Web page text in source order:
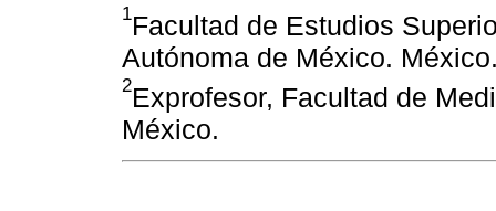
1Facultad de Estudios
Autónoma de México.
2Exprofesor, Facultad de
México.